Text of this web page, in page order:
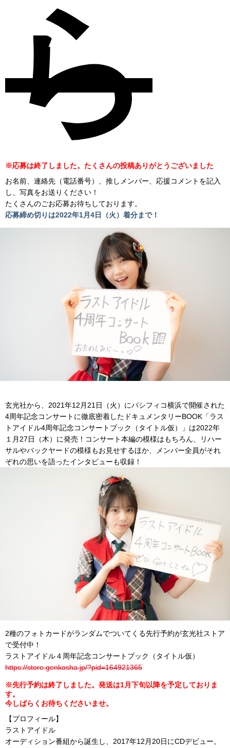
ら
※応募は終了しました。たくさんの投稿ありがとうございました
お名前、連絡先（電話番号）、推しメンバー、応援コメントを記入
し、写真をお送りください！
たくさんのごお応募お待ちしております。
応募締め切りは2022年1月4日（火）着分まで！
玄光社から、2021年12月21日（火） にパシフィコ横浜で開催された
4周年記念コンサートに徹底密着したドキュメンタリーBOOK「ラス
トアイドル4周年記念コンサートブック（タイトル仮）」は2022年
１月27日（木）に発売！コンサート本編の模様はもちろん、
リハー
サルやバックヤードの模様もお見せするほか、メンバー全員がそれ
ぞれの思いを語ったインタビューも収録！
2種のフォトカードがランダムでついてくる先行予約が玄光社ストア
で受付中！
ラストアイドル４周年記念コンサートブック（タイトル仮）
https://store.genkosha.jp/?pid=164921365
※先行予約は終了しました。発送は1月下旬以降を予定しておりま
す。
今しばらくお待ちくださいませ。
【プロフィール】
ラストアイドル
オーディション番組から誕生し、 2017年12月20日にCDデビュー。